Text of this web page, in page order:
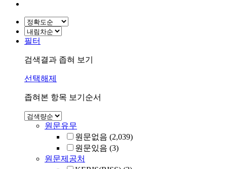
필터
검색결과 좁혀 보기
선택해제
좁혀본 항목 보기순서
원문유무
원문없음 (2,039)
원문있음 (3)
원문제공처